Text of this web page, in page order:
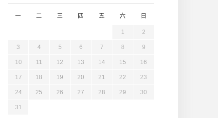
一 二 三 四 五 六 日
1 2
3 4 5 6 7 8 9
10 11 12 13 14 15 16
17 18 19 20 21 22 23
24 25 26 27 28 29 30
31